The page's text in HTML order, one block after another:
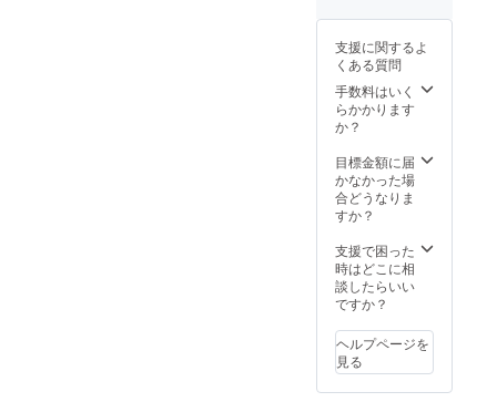
な着心
地の素
材を使
用して
いま
す。軽
なりに
くいの
で取り
す。初
期撥水
の機能
も備
おりま
すので
小雨が
降って
テック
用して
いるた
め、ポ
リウレ
タンを
ていな
いにも
関わら
ずしな
全方向
へのス
トレッ
チ性と
タッチ
で快適
な着心
地の素
支援に関するよ
くある質問
手数料はいく
らかかります
か？
目標金額に届
かなかった場
合どうなりま
すか？
支援で困った
時はどこに相
談したらいい
ですか？
ヘルプページを
見る